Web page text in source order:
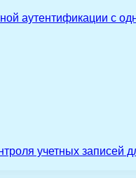
аутентификации с
учетных записей